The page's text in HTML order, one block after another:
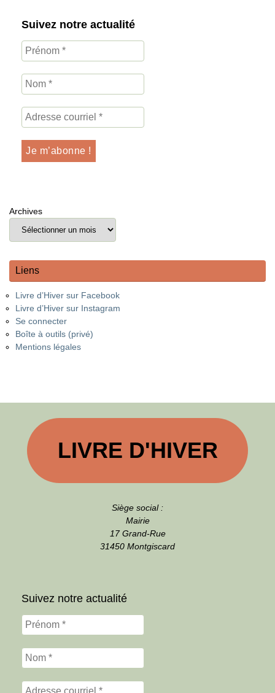
Suivez notre actualité
Archives
Liens
Livre d’Hiver sur Facebook
Livre d’Hiver sur Instagram
Se connecter
Boîte à outils (privé)
Mentions légales
LIVRE D'HIVER
Siège social :
Mairie
17 Grand-Rue
31450 Montgiscard
Suivez notre actualité